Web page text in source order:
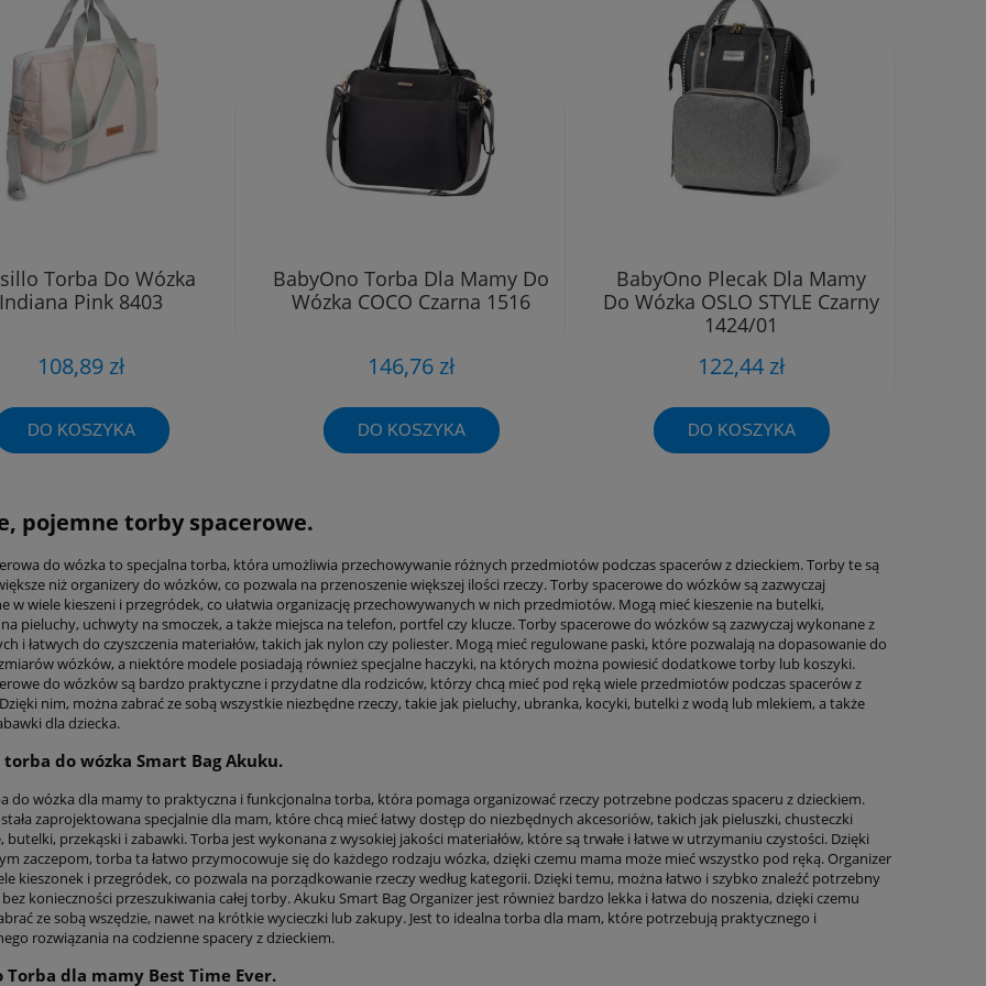
Torba Do Wózka
Indiana Pink 8403
108,89 zł
DO KOSZYKA
BabyOno Torba Dla Mamy Do
Wózka COCO Czarna 1516
146,76 zł
DO KOSZYKA
BabyOno Plecak Dla Mamy
Do Wózka OSLO STYLE Czarny
1424/01
122,44 zł
DO KOSZYKA
pojemne torby spacerowe.
do wózka to specjalna torba, która umożliwia przechowywanie różnych przedmiotów podczas spacerów z dzieckiem. Torby te są
niż organizery do wózków, co pozwala na przenoszenie większej ilości rzeczy. Torby spacerowe do wózków są zazwyczaj
w wiele kieszeni i przegródek, co ułatwia organizację przechowywanych w nich przedmiotów. Mogą mieć kieszenie na butelki,
pieluchy, uchwyty na smoczek, a także miejsca na telefon, portfel czy klucze. Torby spacerowe do wózków są zazwyczaj wykonane z
i łatwych do czyszczenia materiałów, takich jak nylon czy poliester. Mogą mieć regulowane paski, które pozwalają na dopasowanie do
wózków, a niektóre modele posiadają również specjalne haczyki, na których można powiesić dodatkowe torby lub koszyki.
do wózków są bardzo praktyczne i przydatne dla rodziców, którzy chcą mieć pod ręką wiele przedmiotów podczas spacerów z
nim, można zabrać ze sobą wszystkie niezbędne rzeczy, takie jak pieluchy, ubranka, kocyki, butelki z wodą lub mlekiem, a także
dla dziecka.
do wózka Smart Bag Akuku.
do wózka dla mamy to praktyczna i funkcjonalna torba, która pomaga organizować rzeczy potrzebne podczas spaceru z dzieckiem.
zaprojektowana specjalnie dla mam, które chcą mieć łatwy dostęp do niezbędnych akcesoriów, takich jak pieluszki, chusteczki
butelki, przekąski i zabawki. Torba jest wykonana z wysokiej jakości materiałów, które są trwałe i łatwe w utrzymaniu czystości. Dzięki
zaczepom, torba ta łatwo przymocowuje się do każdego rodzaju wózka, dzięki czemu mama może mieć wszystko pod ręką. Organizer
kieszonek i przegródek, co pozwala na porządkowanie rzeczy według kategorii. Dzięki temu, można łatwo i szybko znaleźć potrzebny
konieczności przeszukiwania całej torby. Akuku Smart Bag Organizer jest również bardzo lekka i łatwa do noszenia, dzięki czemu
ze sobą wszędzie, nawet na krótkie wycieczki lub zakupy. Jest to idealna torba dla mam, które potrzebują praktycznego i
rozwiązania na codzienne spacery z dzieckiem.
Torba dla mamy Best Time Ever.